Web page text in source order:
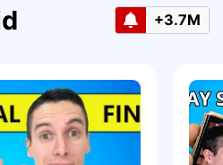
+3.7M